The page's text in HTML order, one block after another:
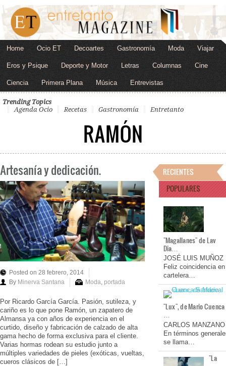
Home Ocio ET Decoartes Gastronomía Moda Viajar
Eros y Psique Deporte y Motor Letras Columnas Cine
Ciencia Primera Plana Música Entrevistas
Trending Topics
Agenda Ocio
Recetas Gastronomía Entretanto
RAMÓN
Artesanía y dedicación.
Posted on 28 febrero, 2014
By Minerva Santana Moda, portada
Por Ricardo García García. Pasión, sutileza, y
cariño es lo que pone Ramón, un zapatero de
Almansa ya con años de experiencia en el
curtido, diseño y fabricación de calzado de alta
gama hecho de forma exclusiva para el cliente.
Varias hormas rodean su estudio junto a
múltiples variedades de pieles (exóticas, vueltas,
cueros clásicos de […]
RECIENTES
POPULARES
"Magallanes" de Lav
Dia…
JOSÉ LUIS MUÑOZ
Feliz coincidencia en
cartelera…
"Lux", de Mario Cuenca
…
CARLOS MANZANO
En términos
se llama…
"La